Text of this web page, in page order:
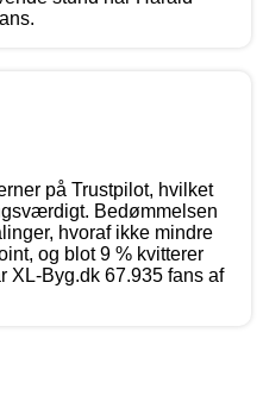
på Trustpilot, hvilket
Bedømmelsen
hvoraf ikke mindre
og blot 9 % kvitterer
XL-Byg.dk 67.935 fans af